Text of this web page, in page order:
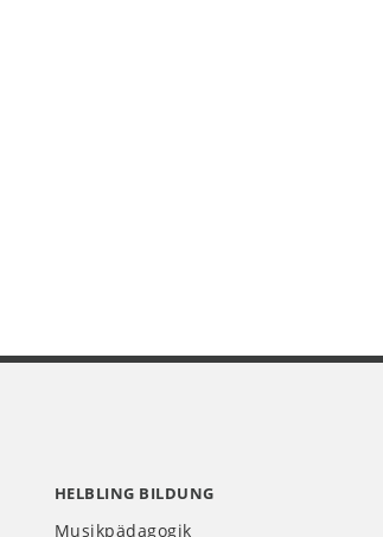
HELBLING BILDUNG
Musikpädagogik